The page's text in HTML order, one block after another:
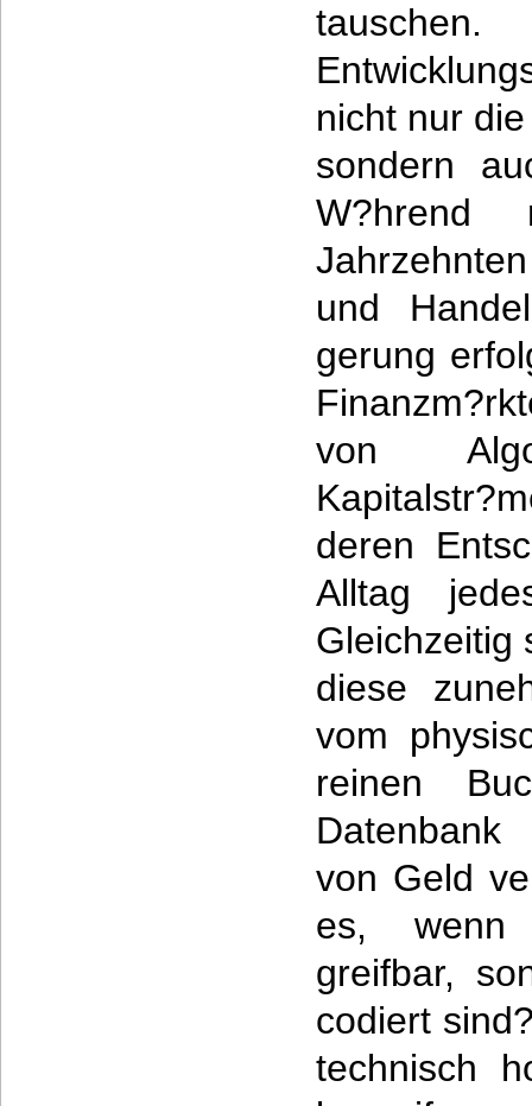
nicht nur
sondern
W?hrend
und
gerung
von
deren
Alltag
Gleichzeitig
diese
vom
reinen
von Geld
es,
greifbar,
codiert
technisch